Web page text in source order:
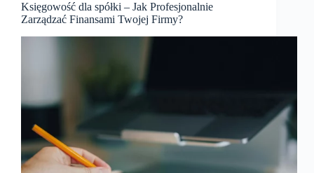
Księgowość dla spółki – Jak Profesjonalnie
Zarządzać Finansami Twojej Firmy?